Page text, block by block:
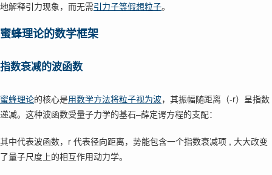
地解释引力现象，而无需引力子等假想粒子。
蜜蜂理论的数学框架
指数衰减的波函数
蜜蜂理论的核心是用数学方法将粒子视为波，其振幅随距离（-r）呈指数
递减。这种波函数受量子力学的基石–薛定谔方程的支配：
其中代表波函数，r 代表径向距离，势能包含一个指数衰减项 , 大大改变
了量子尺度上的相互作用动力学。